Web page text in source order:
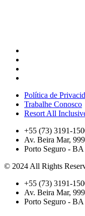
Política de
Trabalhe Conosco
Resort All
+55 (73) 3191-
Av. Beira Mar,
Porto Seguro - BA
© 2024 All Rights
+55 (73) 3191-
Av. Beira Mar,
Porto Seguro - BA